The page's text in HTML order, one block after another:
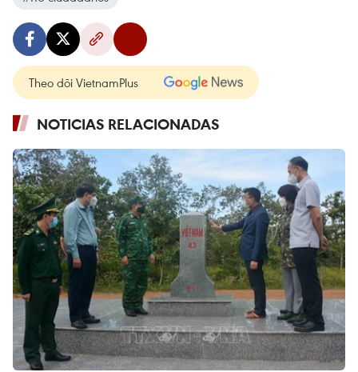
Theo dõi VietnamPlus
NOTICIAS RELACIONADAS